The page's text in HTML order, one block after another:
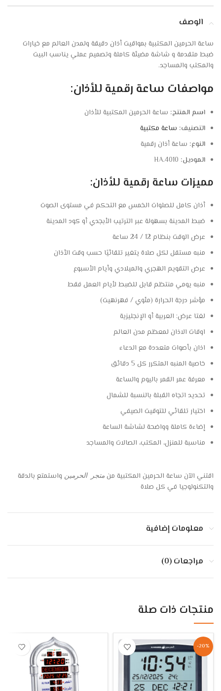
الوصف
ساعة الحرمين المكتبية بمواقيت أذان دقيقة ولمدن العالم مع خيارات
ضبط متقدمة و شاشة مضيئة كاملة وتصميم عملي يناسب البيت
والمكتب والمساجد.
مواصفات ساعة رقمية للأذان:
اسم المنتج: ساعة الحرمين المكتبية للأذان
التصنيف: ساعة مكتبية
النوع: ساعة أذان رقمية
الموديل:
مميزات ساعة رقمية للأذان:
أذان كامل للصلوات الخمس مع التحكم في مستوى الصوت
ضبط المدينة بسهولة عبر الترتيب الأبجدي أو كود المدينة
عرض الوقت بنظام 12 / 24 ساعة
منبه مستقل لكل صلاة يتغير تلقائيًا حسب وقت الأذان
عرض التقويم الهجري والميلادي وأيام الأسبوع
منبه يومي منتظم قابل للضبط لأيام العمل فقط
مؤشر درجة الحرارة (مئوي / فهرنهيت)
لغتا عرض: العربية أو الإنجليزية
اوقات الاذان لمعظم مدن العالم
اذان بأصوات متعددة مع الدعاء
خاصية المنبه المتكرر كل 5 دقائق
معرفة عمر القمر باليوم والساعة
تحديد اتجاه القبلة بالنسبة للشمال
اختيار تلقائي للتوقيت الصيفي
إضاءة كاملة وواضحة لشاشة الساعة
مناسبة للمنزل، المكتب، الصالات والمساجد
اقتني الآن ساعة الحرمين المكتبية من متجر الحرمين
واستمتع بالدقة
والتكنولوجيا في كل صلاة
معلومات إضافية
مراجعات (0)
منتجات ذات صلة
-20%